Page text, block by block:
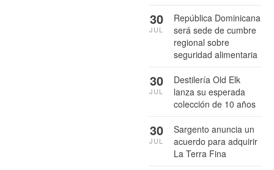
República Dominicana
será sede de cumbre
regional sobre
seguridad alimentaria
30
JUL
Destilería Old Elk
lanza su esperada
colección de 10 años
30
JUL
Sargento anuncia un
acuerdo para adquirir
La Terra Fina
30
JUL